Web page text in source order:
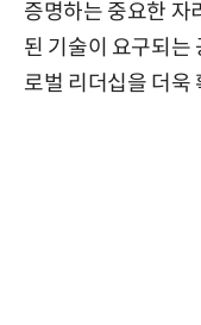
증명하는 중요한 자
된 기술이 요구되는
로벌 리더십을 더욱